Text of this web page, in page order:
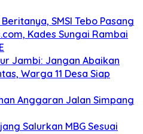
SMSI Tebo Pasang
Kades Sungai Rambai
Jambi: Jangan Abaikan
Warga 11 Desa Siap
Anggaran Jalan Simpang
Salurkan MBG Sesuai